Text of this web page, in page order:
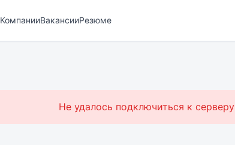
КомпанииВакансииРезюме
Не удалось подключиться к серверу